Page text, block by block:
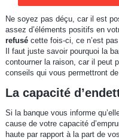
Ne soyez pas déçu, car il est
assez d’éléments positifs en
refusécette fois-ci, ce n’est
Il faut juste savoir pourquoi la
contourner la raison, car il peut
conseils qui vous permettront
La capacité
Si la banque vous informe
cause de votre capacité
haute par rapport à la part de